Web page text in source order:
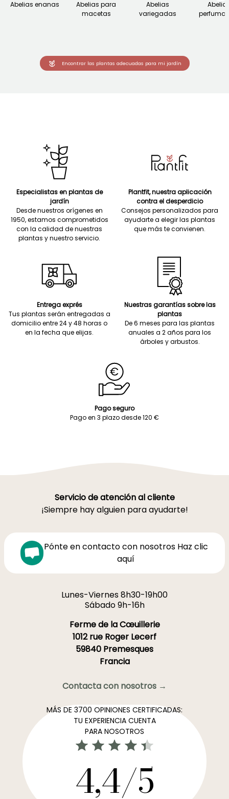
Abelias enanas
Abelias para
macetas
Abelias
variegadas
Encontrar las plantas adecuadas para mi jardín
Especialistas en plantas de
jardín
Desde nuestros orígenes en
1950, estamos comprometidos
con la calidad de nuestras
plantas y nuestro servicio.
Plantfit, nuestra aplicación
contra el desperdicio
Consejos personalizados para
ayudarte a elegir las plantas
que más te convienen.
Entrega exprés
Tus plantas serán entregadas a
domicilio entre 24 y 48 horas o
en la fecha que elijas.
Nuestras garantías sobre las
plantas
De 6 meses para las plantas
anuales a 2 años para los
árboles y arbustos.
Pago seguro
Pago en 3 plazo desde 120 €
Servicio de atención al cliente
¡Siempre hay alguien para ayudarte!
Pónte en contacto con nosotros Haz clic
aquí
Lunes-Viernes 8h30-19h00
Sábado 9h-16h
Ferme de la Cœuillerie
1012 rue Roger Lecerf
59840 Premesques
Francia
Contacta con nosotros →
MÁS DE 3700 OPINIONES CERTIFICADAS:
TU EXPERIENCIA CUENTA
PARA NOSOTROS
4,4/5